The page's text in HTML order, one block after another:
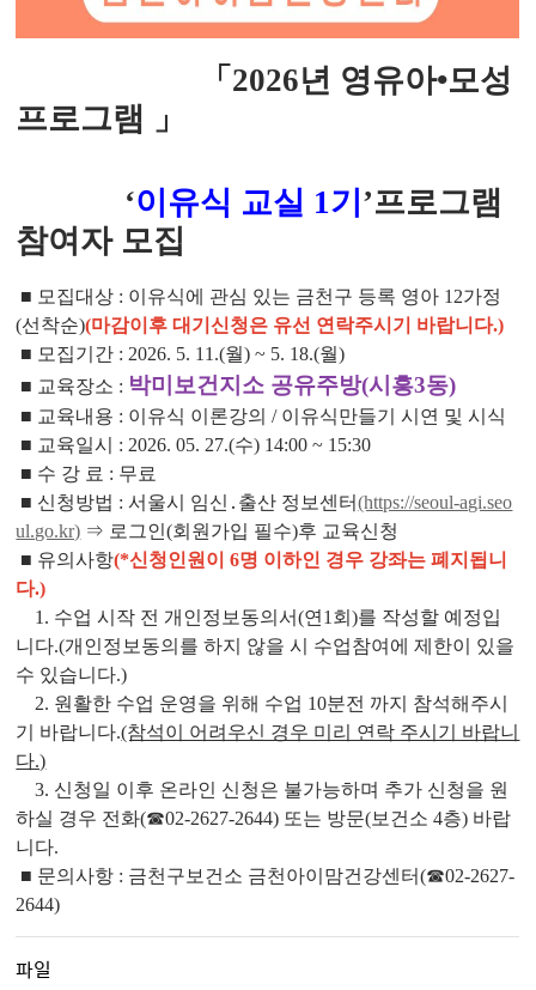
「2026년 영유아•모성
프로그램 」
‘이유식 교실 1기 ’프로그램
참여자 모집
■ 모집대상 : 이유식에 관심 있는 금천구 등록 영아 12가정
(선착순)(마감이후 대기신청은 유선 연락주시기 바랍니다.)
■ 모 집기간 : 2026. 5. 11.(월) ~ 5. 18.(월)
■ 교육장소 : 박미보건지소 공유주방(시흥3동)
■ 교육내용 : 이유식 이론강의 / 이유식만들기 시연 및 시식
■ 교육일시
: 2026. 05. 27.(수) 14:00 ~ 15:30
■ 수 강 료 : 무료
■ 신청방법 :서울시 임신 ․ 출산 정보센터(https://seoul-agi.seo
ul.go.kr) ⇒ 로그인(회원가입 필수)후 교육신청
■ 유의사항(*신청인원이 6명 이하인 경우 강좌는 폐지됩니
다.)
1 . 수업 시작 전 개인정보동의서(연1회)를 작성할 예정입
니다.(개인정보동의를 하지 않을 시 수업참여에 제한이 있을
수 있습니다.)
2. 원활한 수업 운영을 위해 수업 10분전 까지 참석해주시
기 바랍니다.(참석이 어려우신 경우 미리 연락 주시기 바랍니
다.)
3. 신청일 이후 온라인 신청은 불가능하며 추가 신청을 원
하실 경우 전화(☎02-2627-2644) 또는 방문(보건소 4층) 바랍
니다.
■ 문의사항 : 금천구보건소 금천아이맘건강센터(☎02-2627-
2644)
파일